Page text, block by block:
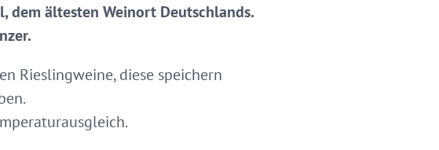
dem ältesten Weinort Deutschlands.
Rieslingweine, diese speichern